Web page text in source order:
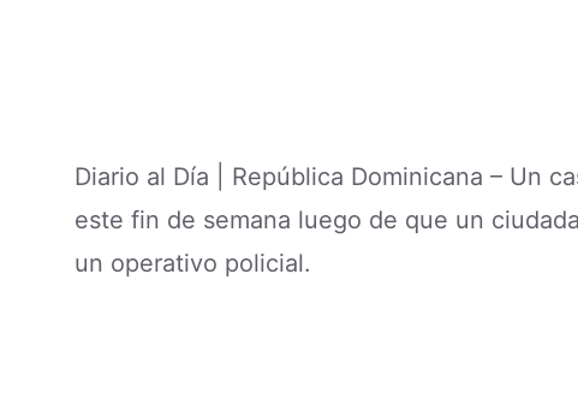
Diario al Día | República Dominicana – Un
este fin de semana luego de que un
un operativo policial.